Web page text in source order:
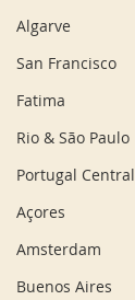
Algarve
San Francisco
Fatima
Rio & São Paulo
Portugal Central
Açores
Amsterdam
Buenos Aires